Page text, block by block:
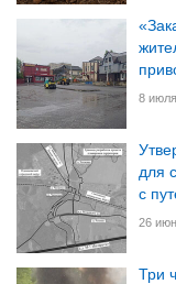
8 июля
для
с
26
Три